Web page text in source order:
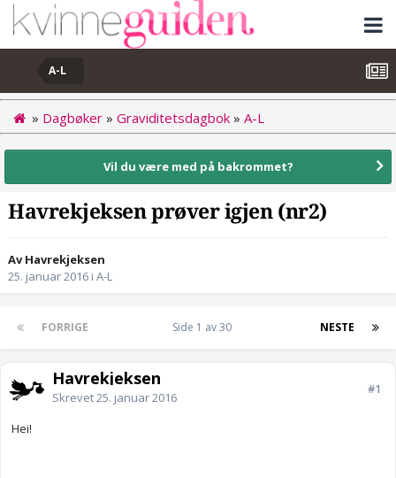
A-L
» Dagbøker » Graviditetsdagbok » A-L
Vil du være med på bakrommet?
Havrekjeksen prøver igjen (nr2)
Av Havrekjeksen
25. januar 2016 i A-L
FORRIGE NESTE
Side 1 av 30
Havrekjeksen
Skrevet25. januar 2016
#1
Hei!